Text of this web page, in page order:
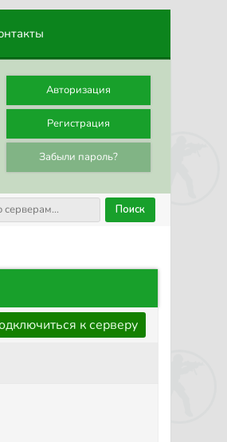
Авторизация
Регистрация
Забыли пароль?
Поиск
к серверу